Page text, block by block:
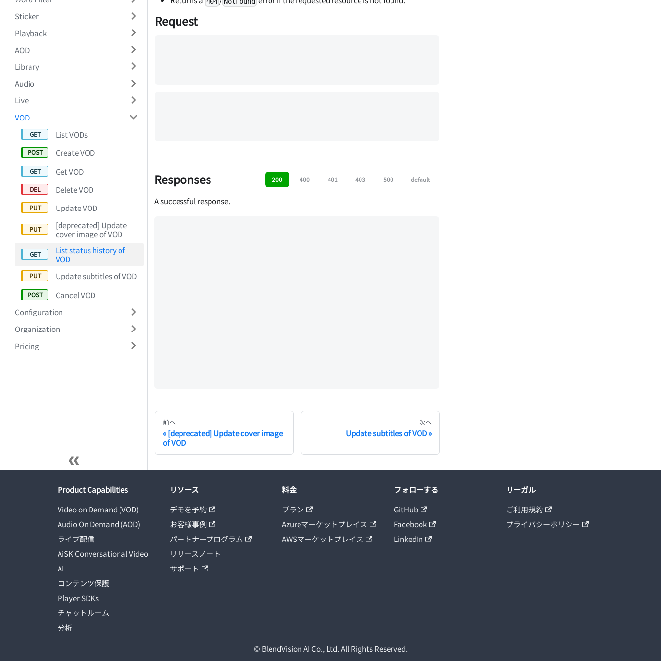
Sticker
Playback
AOD
Library
Audio
Live
VOD
List VODs
Create VOD
Get VOD
Delete VOD
Update VOD
[deprecated] Update
cover image of VOD
List status history of
VOD
Update subtitles of VOD
Cancel VOD
Configuration
Organization
Pricing
Request
Responses 200 400 401 403 500 default
A successful response.
前へ
[deprecated] Update cover image
of VOD
次へ
Update subtitles of VOD
Product Capabilities
Video on Demand (VOD)
Audio On Demand (AOD)
ライブ配信
AiSK Conversational Video
AI
コンテンツ保護
Player SDKs
チャットルーム
分析
リソース
デモを予約
お客様事例
パートナープログラム
リリースノート
サポート
料金
プラン
Azureマーケットプレイス
AWSマーケットプレイス
フォローする
GitHub
Facebook
LinkedIn
リーガル
ご利用規約
プライバシーポリシー
© BlendVision AI Co., Ltd. All Rights Reserved.